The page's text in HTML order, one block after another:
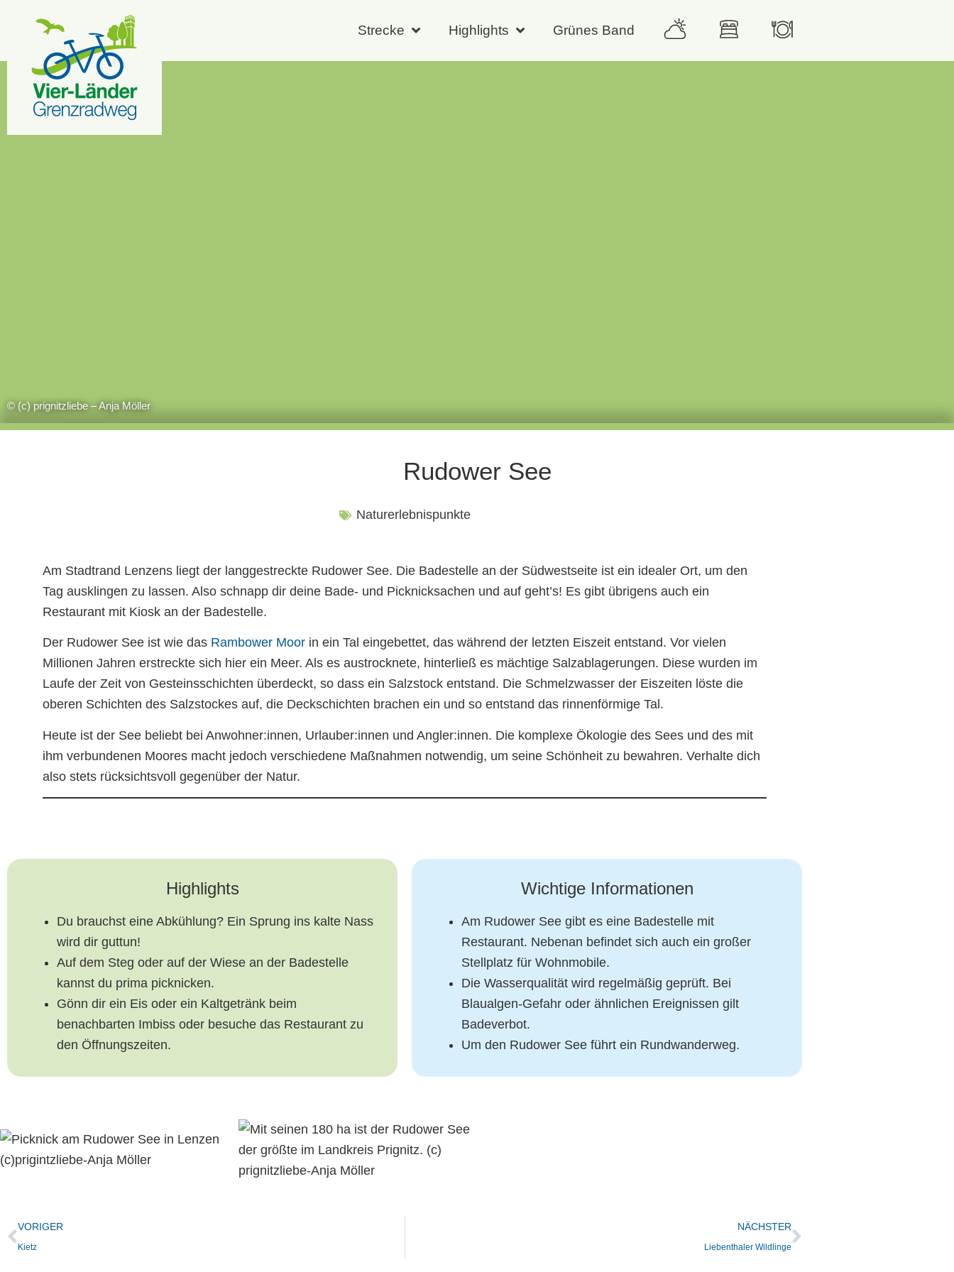
Strecke Highlights Grünes Band
© (c) prignitzliebe – Anja Möller
Rudower See
Naturerlebnispunkte
Am Stadtrand Lenzens liegt der langgestreckte Rudower See. Die Badestelle an der Südwestseite ist ein idealer Ort, um den
Tag ausklingen zu lassen. Also schnapp dir deine Bade- und Picknicksachen und auf geht’s! Es gibt übrigens auch ein
Restaurant mit Kiosk an der Badestelle.
Der Rudower See ist wie das Rambower Moor in ein Tal eingebettet, das während der letzten Eiszeit entstand. Vor vielen
Millionen Jahren erstreckte sich hier ein Meer. Als es austrocknete, hinterließ es mächtige Salzablagerungen. Diese wurden im
Laufe der Zeit von Gesteinsschichten überdeckt, so dass ein Salzstock entstand. Die Schmelzwasser der Eiszeiten löste die
oberen Schichten des Salzstockes auf, die Deckschichten brachen ein und so entstand das rinnenförmige Tal.
Heute ist der See beliebt bei Anwohner:innen, Urlauber:innen und Angler:innen. Die komplexe Ökologie des Sees und des mit
ihm verbundenen Moores macht jedoch verschiedene Maßnahmen notwendig, um seine Schönheit zu bewahren. Verhalte dich
also stets rücksichtsvoll gegenüber der Natur.
Highlights
Du brauchst eine Abkühlung? Ein Sprung ins kalte Nass
wird dir guttun!
Auf dem Steg oder auf der Wiese an der Badestelle
kannst du prima picknicken.
Gönn dir ein Eis oder ein Kaltgetränk beim
benachbarten Imbiss oder besuche das Restaurant zu
den Öffnungszeiten.
Wichtige Informationen
Am Rudower See gibt es eine Badestelle mit
Restaurant. Nebenan befindet sich auch ein großer
Stellplatz für Wohnmobile.
Die Wasserqualität wird regelmäßig geprüft. Bei
Blaualgen-Gefahr oder ähnlichen Ereignissen gilt
Badeverbot.
Um den Rudower See führt ein Rundwanderweg.
VORIGER
Kietz
NÄCHSTER
Liebenthaler Wildlinge